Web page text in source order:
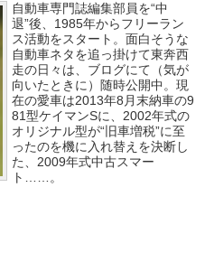
自動車専門誌編集部員を“中
退”後、1985年からフリーラン
ス活動をスタート。面白そうな
自動車ネタを追っ掛けて東奔西
走の日々は、ブログにて（気が
向いたときに）随時公開中。現
在の愛車は2013年8月末納車の9
81型ケイマンSに、2002年式の
オリジナル型が“旧車増税”に至
ったのを機に入れ替えを決断し
た、2009年式中古スマー
ト……。